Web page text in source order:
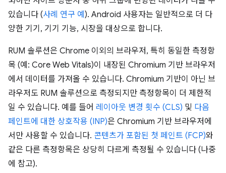
있습니다 (사례 연구 예 ). Android 사용자는 일반적으로 더 다
양한 기기, 기기 기능, 시장을 대상으로 합니다.
RUM 솔루션은 Chrome 이외의 브라우저, 특히 동일한 측정항
목 (예: Core Web Vitals)이 내장된 Chromium 기반 브라우저
에서 데이터를 가져올 수 있습니다. Chromium 기반이 아닌 브
라우저도 RUM 솔루션으로 측정되지만 측정항목이 더 제한적
일 수 있습니다. 예를 들어 레이아웃 변경 횟수 (CLS) 및 다음
페인트에 대한 상호작용 (INP)은 Chromium 기반 브라우저에
서만 사용할 수 있습니다. 콘텐츠가 포함된 첫 페인트 (FCP)와
같은 다른 측정항목은 상당히 다르게 측정될 수 있습니다 (나중
에 참고).